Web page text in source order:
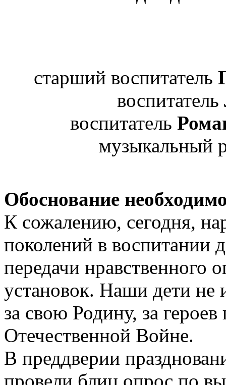
старший воспитатель
воспитатель
воспитатель
музыкальный
Обоснование
К сожалению, сегодня,
поколений в воспитании
передачи нравственного
установок. Наши дети не
за свою Родину, за
Отечественной Войне.
В преддверии